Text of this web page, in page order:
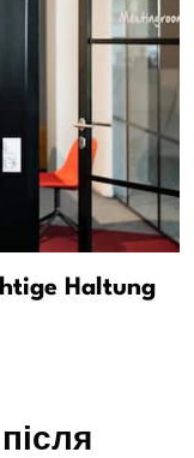
Haltung